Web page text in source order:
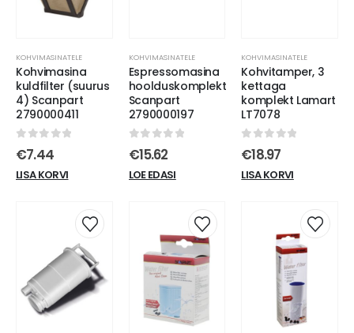
KOHVIMASINATELE
Kohvimasina
kuldfilter (suurus
4) Scanpart
2790000411
out of 5
€7.44
LISA KORVI
KOHVIMASINATELE
Espressomasina
hoolduskomplekt
Scanpart
2790000197
out of 5
€15.62
LOE EDASI
KOHVIMASINATELE
Kohvitamper, 3
kettaga
komplekt Lamart
LT7078
out of 5
€18.97
LISA KORVI